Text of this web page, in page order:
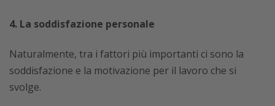
4. La soddisfazione personale
Naturalmente, tra i fattori più importanti ci sono la
soddisfazione e la motivazione per il lavoro che si
svolge.